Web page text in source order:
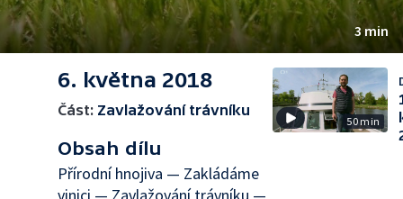
3 min
6. května 2018
Část: Zavlažování trávníku
Obsah dílu
Přírodní hnojiva — Zakládáme
50 min